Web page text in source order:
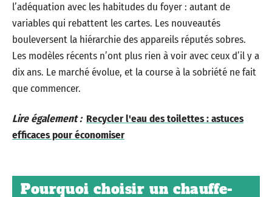
l’adéquation avec les habitudes du foyer : autant de
variables qui rebattent les cartes. Les nouveautés
bouleversent la hiérarchie des appareils réputés sobres.
Les modèles récents n’ont plus rien à voir avec ceux d’il y a
dix ans. Le marché évolue, et la course à la sobriété ne fait
que commencer.
Lire également : Recycler l'eau des toilettes : astuces
efficaces pour économiser
Pourquoi choisir un chauffe-